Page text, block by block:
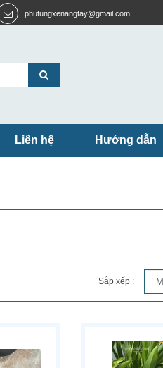
phutungxenangtay@gmail.com
Liên hệ Hướng dẫn
Sắp xếp :